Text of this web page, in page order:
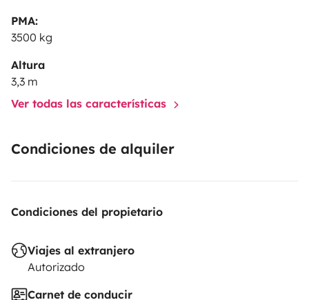
PMA:
3500 kg
Altura
3,3 m
Ver todas las características
Condiciones de alquiler
Condiciones del propietario
Viajes al extranjero
Autorizado
Carnet de conducir